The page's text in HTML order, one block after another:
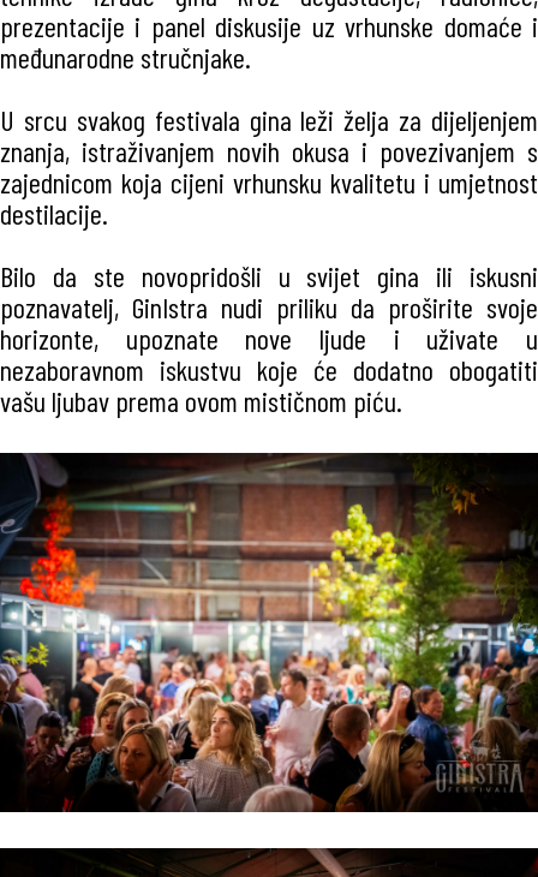
prezentacije i panel diskusije uz vrhunske domaće i
međunarodne stručnjake.
U srcu svakog festivala gina leži želja za dijeljenjem
znanja, istraživanjem novih okusa i povezivanjem s
zajednicom koja cijeni vrhunsku kvalitetu i umjetnost
destilacije.
Bilo da ste novopridošli u svijet gina ili iskusni
poznavatelj, GinIstra nudi priliku da proširite svoje
horizonte, upoznate nove ljude i uživate u
nezaboravnom iskustvu koje će dodatno obogatiti
vašu ljubav prema ovom mističnom piću.